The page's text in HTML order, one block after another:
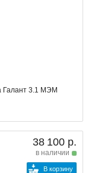
Галант 3.1 МЭМ
38 100 р.
в наличии
В корзину